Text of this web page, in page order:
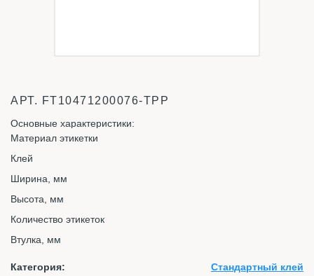
АРТ. FT10471200076-TPP
Основные характеристики:
Материал этикетки
Клей
Ширина, мм
Высота, мм
Количество этикеток
Втулка, мм
Категория: Стандартный клей